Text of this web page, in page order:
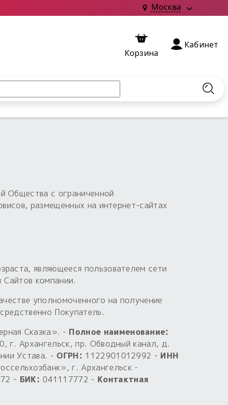
Москва
Корзина
Кабинет
Общества с ограниченной
размещенных на интернет-сайтах
являющееся пользователем сети
компании.
уполномоченного на получение
Покупатель.
Сказка». - Полное наименование:
г. Архангельск, пр. Обводный канал, д.
Устава. - ОГРН: 1122901012992 - ИНН
г. Архангельск -
- БИК: 041117772 - Контактная